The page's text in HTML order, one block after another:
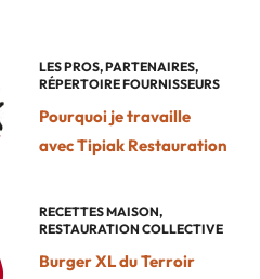
LES PROS,PARTENAIRES,
RÉPERTOIRE FOURNISSEURS
Pourquoi je travaille
avec Tipiak Restauration
RECETTES MAISON,
RESTAURATION COLLECTIVE
Burger XL du Terroir